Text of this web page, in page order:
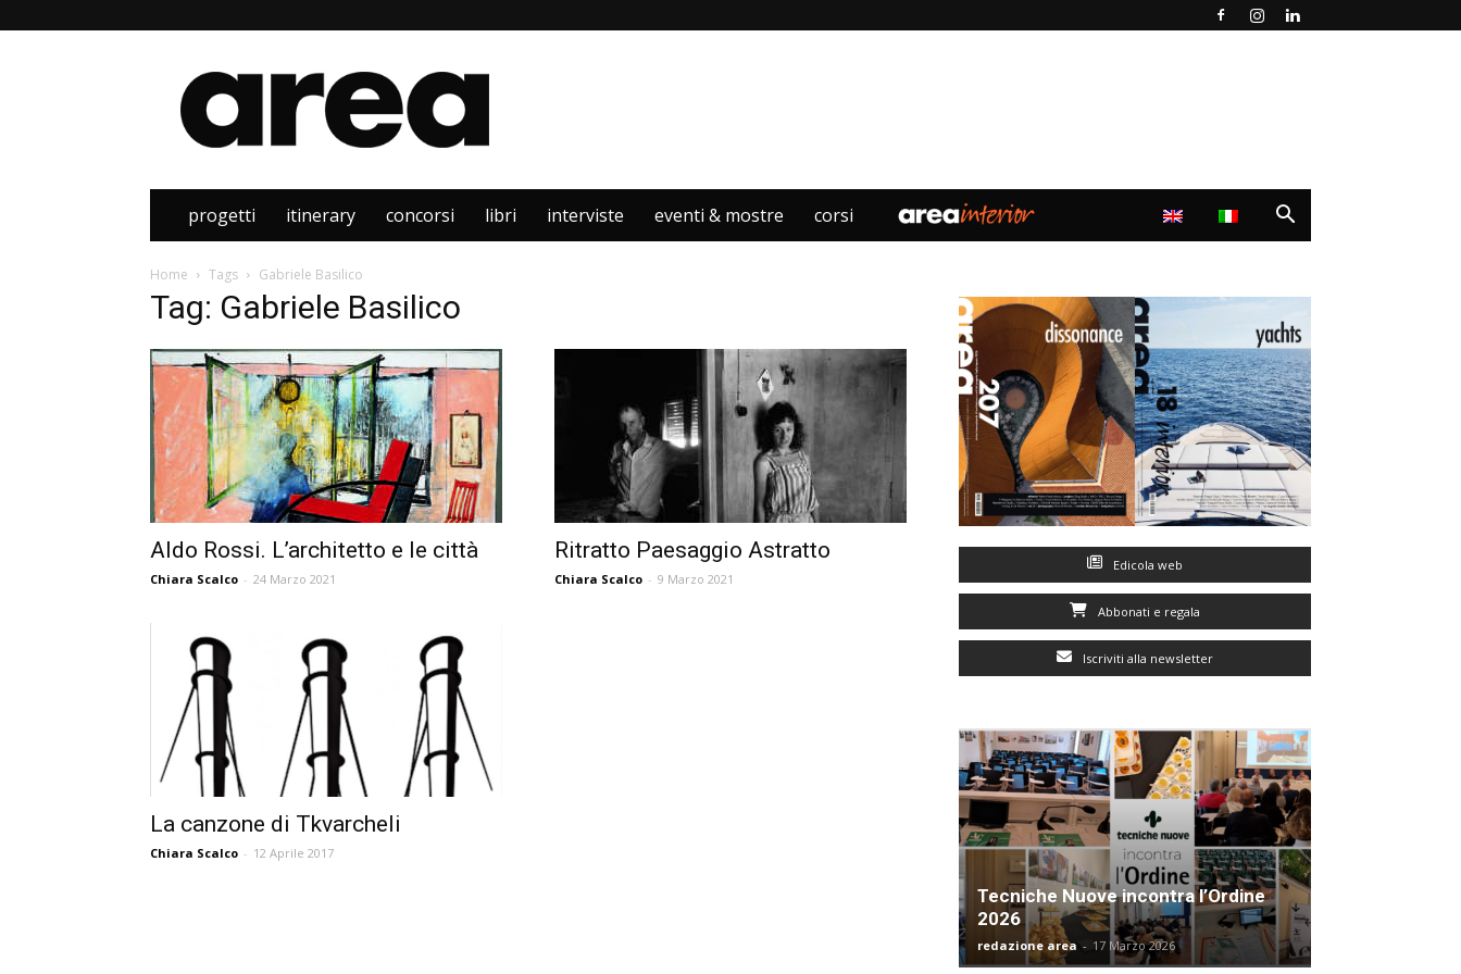
Area
progetti itinerary concorsi libri interviste eventi & mostre corsi
Home Tags Gabriele Basilico
Tag: Gabriele Basilico
Aldo Rossi. L’architetto e le città
Chiara Scalco - 24 Marzo 2021
Ritratto Paesaggio Astratto
Chiara Scalco - 9 Marzo 2021
La canzone di Tkvarcheli
Chiara Scalco - 12 Aprile 2017
Edicola web
Abbonati e regala
Iscriviti alla newsletter
Tecniche Nuove incontra l’Ordine
2026
redazione area - 17 Marzo 2026